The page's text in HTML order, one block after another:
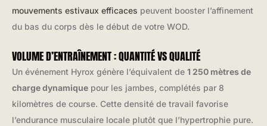
mouvements estivaux efficaces peuvent booster l’affinement
du bas du corps dès le début de votre WOD.
VOLUME D’ENTRAÎNEMENT : QUANTITÉ VS QUALITÉ
Un événement Hyrox génère l’équivalent de 1 250 mètres de
charge dynamique pour les jambes, complétés par 8
kilomètres de course. Cette densité de travail favorise
l’endurance musculaire locale plutôt que l’hypertrophie pure.